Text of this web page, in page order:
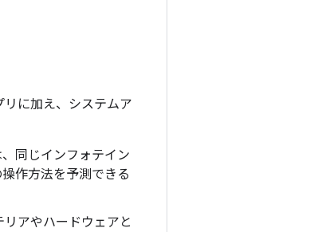
に加え、 システムア
同じインフォテイン
作方法を予測できる
アやハードウェアと